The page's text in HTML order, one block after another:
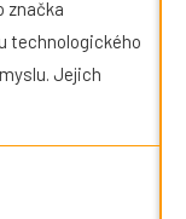
značka
technologického
Jejich